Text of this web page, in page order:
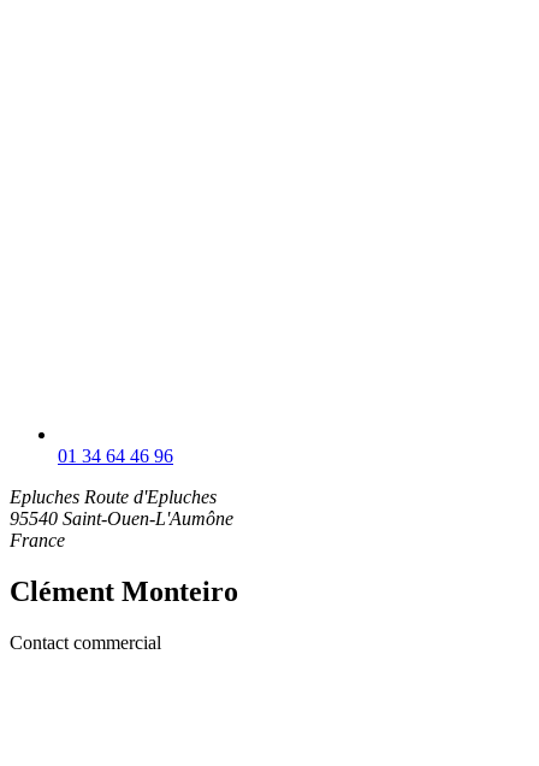
01 34 64 46 96
Epluches Route d'Epluches
95540 Saint-Ouen-L'Aumône
France
Clément Monteiro
Contact commercial